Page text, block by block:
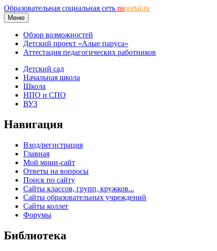
Образовательная социальная сеть nsportal.ru
Меню
Обзор возможностей
Детский проект «Алые паруса»
Аттестация педагогических работников
Детский сад
Начальная школа
Школа
НПО и СПО
ВУЗ
Навигация
Вход/регистрация
Главная
Мой мини-сайт
Ответы на вопросы
Поиск по сайту
Сайты классов, групп, кружков...
Сайты образовательных учреждений
Сайты коллег
Форумы
Библиотека